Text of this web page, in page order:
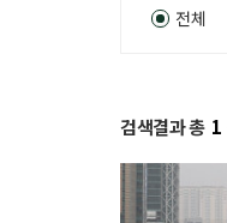
전체
검색결과 총 1